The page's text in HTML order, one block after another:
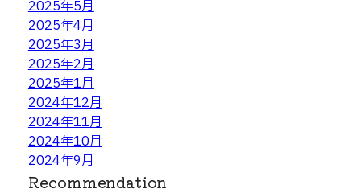
2025年5月
2025年4月
2025年3月
2025年2月
2025年1月
2024年12月
2024年11月
2024年10月
2024年9月
Recommendation